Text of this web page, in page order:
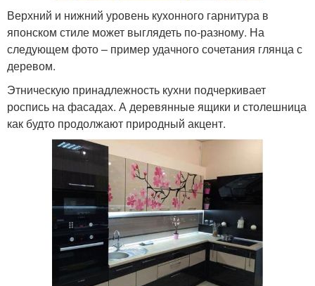
Верхний и нижний уровень кухонного гарнитура в
японском стиле может выглядеть по-разному. На
следующем фото – пример удачного сочетания глянца с
деревом.
Этническую принадлежность кухни подчеркивает
роспись на фасадах. А деревянные ящики и столешница
как будто продолжают природный акцент.